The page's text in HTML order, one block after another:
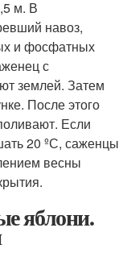
м. В
навоз,
и фосфатных
с
землей. Затем
После этого
Если
20 ºС, саженцы
весны
яблони.